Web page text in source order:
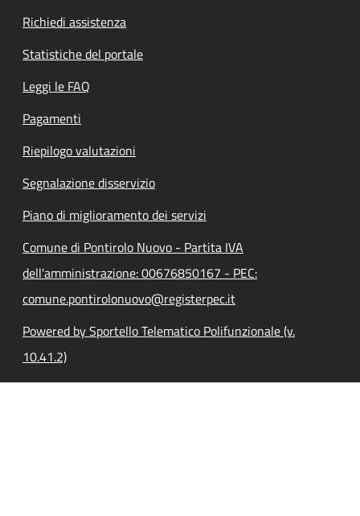
Richiedi assistenza
Statistiche del portale
Leggi le FAQ
Pagamenti
Riepilogo valutazioni
Segnalazione disservizio
Piano di miglioramento dei servizi
Comune di Pontirolo Nuovo - Partita IVA
dell'amministrazione: 00676850167 - PEC:
comune.pontirolonuovo@registerpec.it
Powered by Sportello Telematico Polifunzionale (v.
10.41.2)